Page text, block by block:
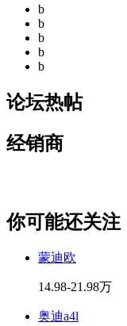
b
b
b
b
b
论坛热帖
经销商
你可能还关注
蒙迪欧
14.98-21.98万
奥迪a4l